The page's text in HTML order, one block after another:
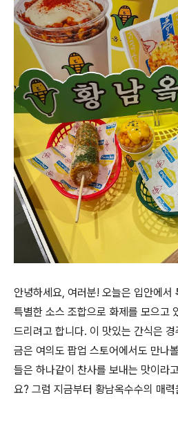
안녕하세요, 여러분! 오늘은 입안에서
특별한 소스 조합으로 화제를 모으고
드리려고 합니다. 이 맛있는 간식은 경
금은 여의도 팝업 스토어에서도 만나
들은 하나같이 찬사를 보내는 맛이라
요? 그럼 지금부터 황남옥수수의 매